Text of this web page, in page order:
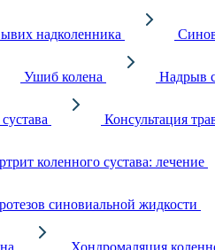
надколенника
Ушиб колена Надрыв
Консультация
коленного сустава: лечение
синовиальной жидкости
Хондромаляция